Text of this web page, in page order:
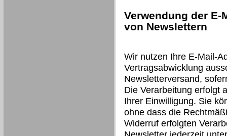
Verwendung der
von Newslettern
Wir nutzen Ihre E-Mail-
Vertragsabwicklung
Newsletterversand,
Die Verarbeitung erfolgt
Ihrer Einwilligung. Sie
ohne dass die
Widerruf erfolgten